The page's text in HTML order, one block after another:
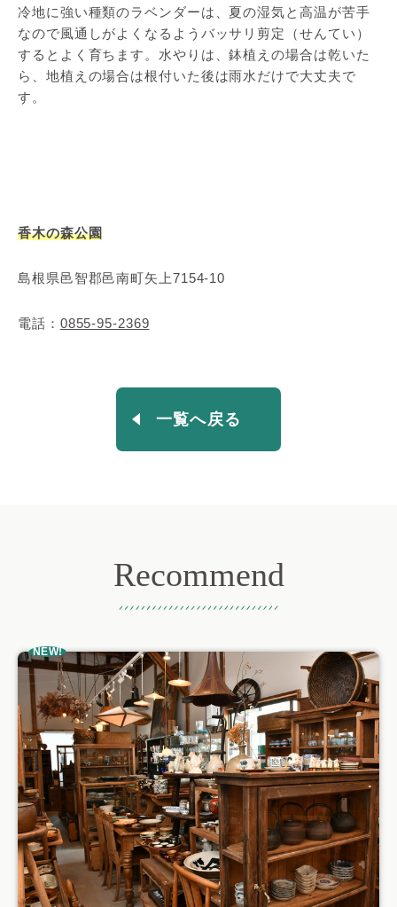
冷地に強い種類のラベンダーは、夏の湿気と高温が苦手
なので風通しがよくなるようバッサリ剪定（せんてい）
するとよく育ちます。水やりは、鉢植えの場合は乾いた
ら、地植えの場合は根付いた後は雨水だけで大丈夫で
す。
香木の森公園
島根県邑智郡邑南町矢上7154-10
電話： 0855-95-2369
一覧へ戻る
Recommend
NEW!